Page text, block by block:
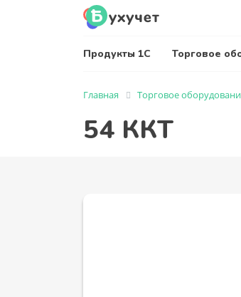
Продукты 1С Торговое
Главная Торговое
54 ККТ